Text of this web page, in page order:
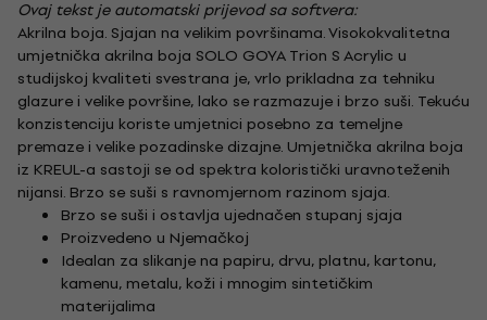
Ovaj tekst je automatski prijevod sa softvera:
Akrilna boja. Sjajan na velikim površinama. Visokokvalitetna
umjetnička akrilna boja SOLO GOYA Trion S Acrylic u
studijskoj kvaliteti svestrana je, vrlo prikladna za tehniku ​​
glazure i velike površine, lako se razmazuje i brzo suši. Tekuću
konzistenciju koriste umjetnici posebno za temeljne
premaze i velike pozadinske dizajne. Umjetnička akrilna boja
iz KREUL-a sastoji se od spektra koloristički uravnoteženih
nijansi. Brzo se suši s ravnomjernom razinom sjaja.
Brzo se suši i ostavlja ujednačen stupanj sjaja
Proizvedeno u Njemačkoj
Idealan za slikanje na papiru, drvu, platnu, kartonu,
kamenu, metalu, koži i mnogim sintetičkim
materijalima